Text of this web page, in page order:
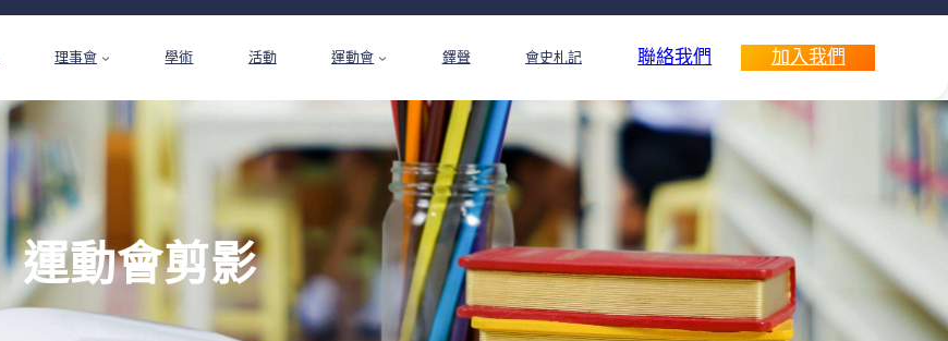
理事會 學術 活動 運動會 鐸聲 會史札記 聯絡我們 加入我們
運動會剪影